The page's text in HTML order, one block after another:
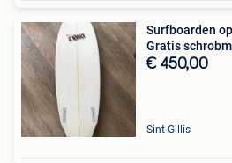
Surfboarden
Gratis
€ 450,00
Sint-Gillis